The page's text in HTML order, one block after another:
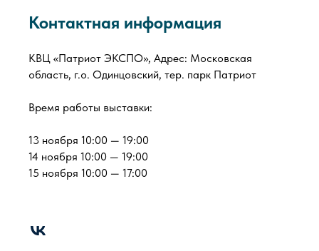
Контактная информация
КВЦ «Патриот ЭКСПО», Адрес: Московская
область, г.о. Одинцовский, тер. парк Патриот
Время работы выставки:
13 ноября 10:00 — 19:00
14 ноября 10:00 — 19:00
15 ноября 10:00 — 17:00